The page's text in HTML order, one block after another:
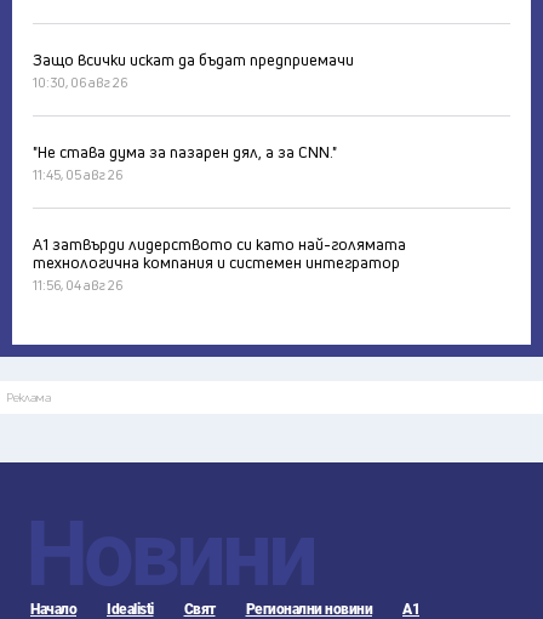
Защо всички искат да бъдат предприемачи
10:30, 06 авг 26
"Не става дума за пазарен дял, а за CNN."
11:45, 05 авг 26
А1 затвърди лидерството си като най-голямата
технологична компания и системен интегратор
11:56, 04 авг 26
Реклама
Новини
Начало Idealisti Свят Регионални новини А1